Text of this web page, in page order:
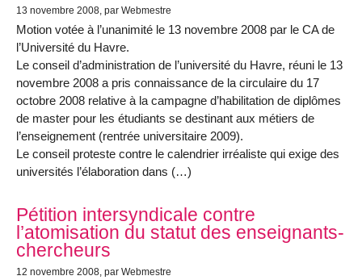
13 novembre 2008, par Webmestre
Motion votée à l’unanimité le 13 novembre 2008 par le CA de
l’Université du Havre.
Le conseil d’administration de l’université du Havre, réuni le 13
novembre 2008 a pris connaissance de la circulaire du 17
octobre 2008 relative à la campagne d’habilitation de diplômes
de master pour les étudiants se destinant aux métiers de
l’enseignement (rentrée universitaire 2009).
Le conseil proteste contre le calendrier irréaliste qui exige des
universités l’élaboration dans (…)
Pétition intersyndicale contre
l’atomisation du statut des enseignants-
chercheurs
12 novembre 2008, par Webmestre